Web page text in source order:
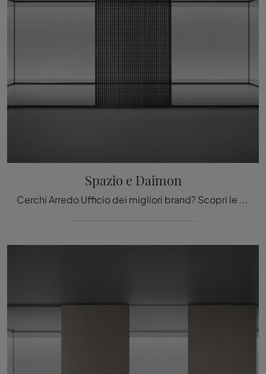
Spazio e Daimon
Cerchi Arredo Ufficio dei migliori brand? Scopri le diverse proposte di pareti divisorie per ufficio in vetro, come il modello Spazio e Daimon di ...